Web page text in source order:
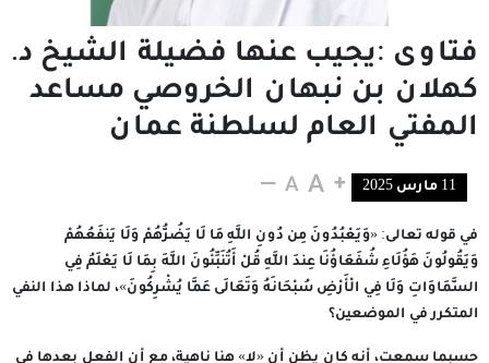
فتاوى :يجيب عنها فضيلة الشيخ د.
كهلان بن نبهان الخروصي مساعد
المفتي العام لسلطنة عمان
11 مارس 2025
في قوله تعالى: «وَيَعْبُدُونَ مِن دُونِ اللَّهِ مَا لَا يَضُرُّهُمْ وَلَا يَنفَعُهُمْ
وَيَقُولُونَ هَؤُلَاءِ شُفَعَاؤُنَا عِندَ اللَّهِ قُلْ أَتُنَبِّئُونَ اللَّهَ بِمَا لَا يَعْلَمُ فِي
السَّمَاوَاتِ وَلَا فِي الْأَرْضِ سُبْحَانَهُ وَتَعَالَى عَمَّا يُشْرِكُونَ»، لماذا هذا النفي
المتكرر في الموضعين؟
حسبما سمعت، أنه كان يظن أن «لا» هنا ناهية، مع أن الفعل بعدها في